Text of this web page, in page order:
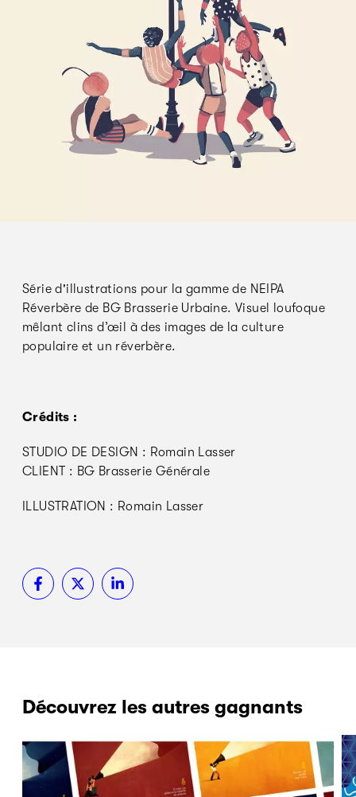
Série d'illustrations pour la gamme de NEIPA
Réverbère de BG Brasserie Urbaine. Visuel loufoque
mêlant clins d’œil à des images de la culture
populaire et un réverbère.
Crédits :
STUDIO DE DESIGN : Romain Lasser
CLIENT : BG Brasserie Générale
ILLUSTRATION : Romain Lasser
Découvrez les autres gagnants